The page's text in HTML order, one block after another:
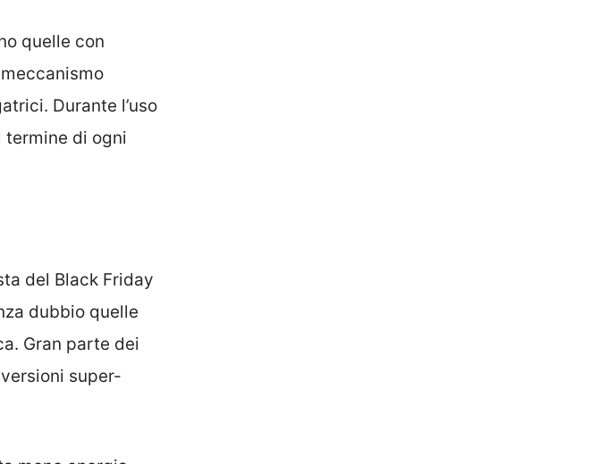
quelle con
Durante l’uso
di ogni
del Black Friday
dubbio quelle
Gran parte dei
super-